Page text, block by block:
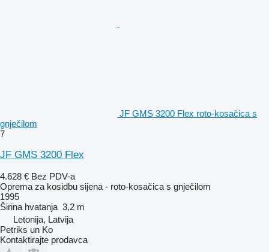
JF GMS 3200 Flex roto-kosačica s
gnječilom
7
JF GMS 3200 Flex
4.628 € Bez PDV-a
Oprema za kosidbu sijena - roto-kosačica s gnječilom
1995
Širina hvatanja 3,2 m
Letonija, Latvija
Petriks un Ko
Kontaktirajte prodavca